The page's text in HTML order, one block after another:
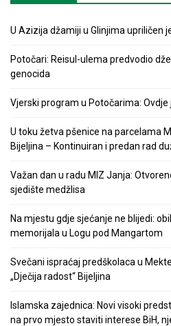
U Azizija džamiji u Glinjima upriličen
Potočari: Reisul-ulema predvodio
genocida
Vjerski program u Potočarima:
U toku žetva pšenice na parcelama
Bijeljina – Kontinuiran i predan rad
Važan dan u radu MIZ Janja:
sjedište medžlisa
Na mjestu gdje sjećanje ne blijedi:
memorijala u Logu pod Mangartom
Svečani ispraćaj predškolaca u
„Dječija radost“ Bijeljina
Islamska zajednica: Novi visoki
na prvo mjesto staviti interese BiH,